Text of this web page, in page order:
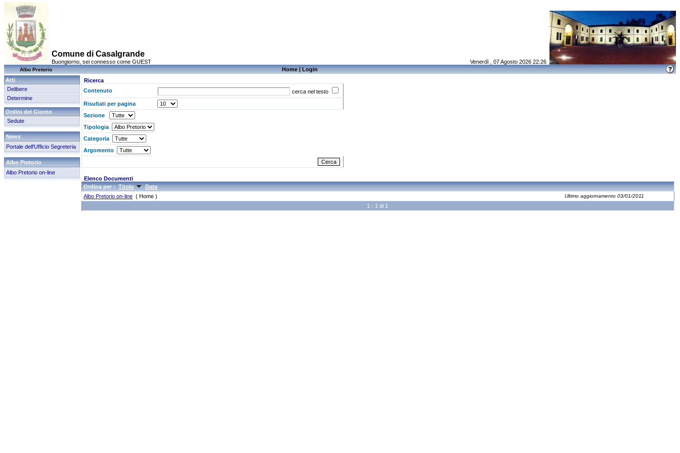
Comune di Casalgrande
Buongiorno, sei connesso come GUEST Venerdì , 07 Agosto 2026 22:26
Albo Pretorio Home|Login
Atti
Delibere
Determine
Ordini del Giorno
Sedute
News
Portale dell'Ufficio Segreteria
Albo Pretorio
Albo Pretorio on-line
Ricerca
Contenuto
cerca nel testo
Risultati per pagina
Sezione
Tipologia
Categoria
Argomento
Elenco Documenti
Ordina per :Titolo
Data
Albo Pretorio on-line ( Home ) Ultimo aggiornamento 03/01/2011
1 - 1 di 1